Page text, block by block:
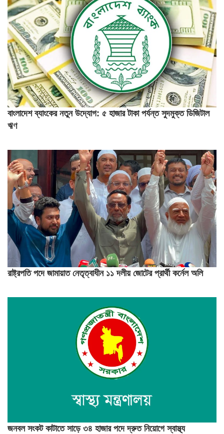
বাংলাদেশ ব্যাংকের নতুন উদ্যোগ: ৫ হাজার টাকা পর্যন্ত সুদমুক্ত ডিজিটাল
ঋণ
রাষ্ট্রপতি পদে জামায়াত নেতৃত্বাধীন ১১ দলীয় জোটের প্রার্থী কর্নেল অলি
জনবল সংকট কাটাতে সাড়ে ৩৪ হাজার পদে দ্রুত নিয়োগে স্বাস্থ্য